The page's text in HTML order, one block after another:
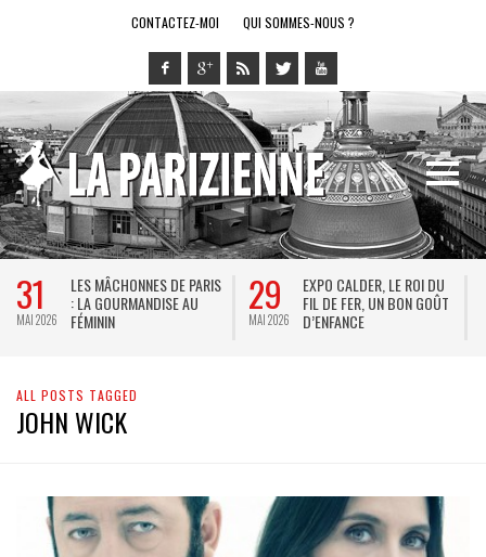
CONTACTEZ-MOI QUI SOMMES-NOUS ?
31
MAI 2026
LES MÂCHONNES DE PARIS
: LA GOURMANDISE AU
FÉMININ
29
MAI 2026
EXPO CALDER, LE ROI DU
FIL DE FER, UN BON GOÛT
D’ENFANCE
ALL POSTS TAGGED
JOHN WICK